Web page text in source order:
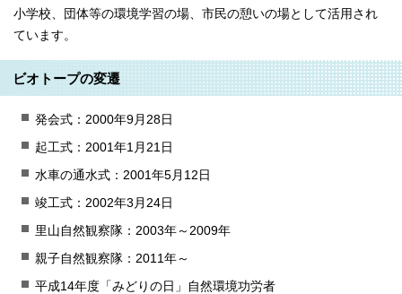
小学校、団体等の環境学習の場、市民の憩いの場として活用され
ています。
ビオトープの変遷
発会式：2000年9月28日
起工式：2001年1月21日
水車の通水式：2001年5月12日
竣工式：2002年3月24日
里山自然観察隊：2003年～2009年
親子自然観察隊：2011年～
平成14年度「みどりの日」自然環境功労者